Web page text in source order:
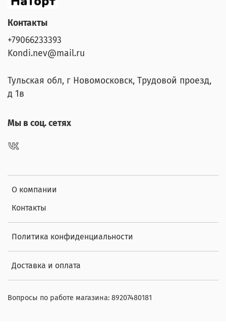
О компании
Контакты
Политика конфиденциальности
Доставка и оплата
Контакты
+79066233393
Kondi.nev@mail.ru
Тульская обл, г Новомосковск, Трудовой проезд,
д 1в
Мы в соц. сетях
Вопросы по работе магазина: 89207480181